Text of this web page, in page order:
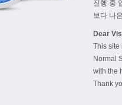
진행 중
보다 나
Dear
This site
Normal
with the
Thank